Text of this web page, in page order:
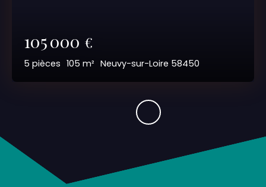
105 000 €
5 pièces 105 m² Neuvy-sur-Loire 58450